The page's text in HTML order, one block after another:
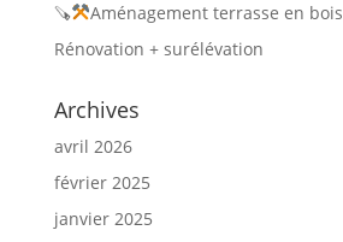
🪚
Aménagement terrasse en bois
Rénovation + surélévation
Archives
avril 2026
février 2025
janvier 2025